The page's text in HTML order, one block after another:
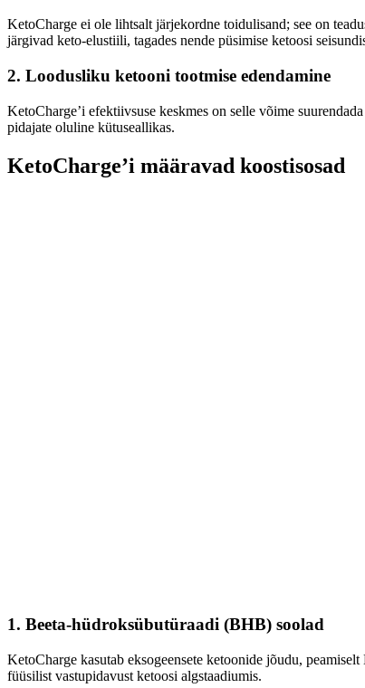
KetoCharge ei ole lihtsalt järjekordne toidulisand; see on
järgivad keto-elustiili, tagades nende püsimise ketoosi
2. Loodusliku ketooni tootmise edendamine
KetoCharge’i efektiivsuse keskmes on selle võime
pidajate oluline kütuseallikas.
KetoCharge’i määravad koostisosad
1. Beeta-hüdroksübutüraadi (BHB) soolad
KetoCharge kasutab eksogeensete ketoonide jõudu,
füüsilist vastupidavust ketoosi algstaadiumis.